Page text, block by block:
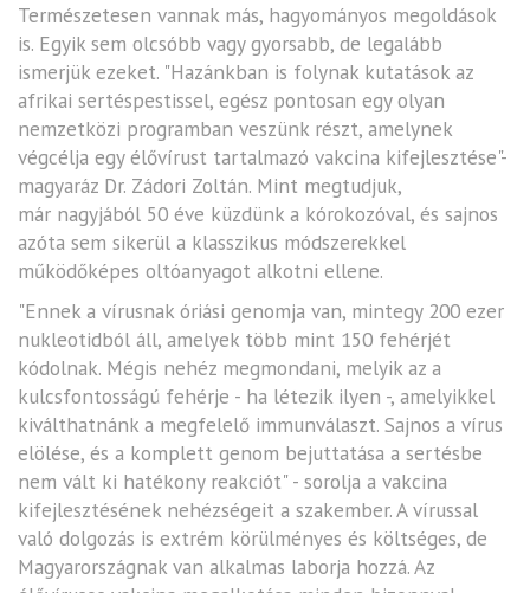
Természetesen vannak más, hagyományos megoldások
is. Egyik sem olcsóbb vagy gyorsabb, de legalább
ismerjük ezeket. "Hazánkban is folynak kutatások az
afrikai sertéspestissel, egész pontosan egy olyan
nemzetközi programban veszünk részt, amelynek
végcélja egy élővírust tartalmazó vakcina kifejlesztése"-
magyaráz Dr. Zádori Zoltán. Mint megtudjuk,
már nagyjából 50 éve küzdünk a kórokozóval, és sajnos
azóta sem sikerül a klasszikus módszerekkel
működőképes oltóanyagot alkotni ellene.
"Ennek a vírusnak óriási genomja van, mintegy 200 ezer
nukleotidból áll, amelyek több mint 150 fehérjét
kódolnak. Mégis nehéz megmondani, melyik az a
kulcsfontosságú fehérje - ha létezik ilyen -, amelyikkel
kiválthatnánk a megfelelő immunválaszt. Sajnos a vírus
elölése, és a komplett genom bejuttatása a sertésbe
nem vált ki hatékony reakciót" - sorolja a vakcina
kifejlesztésének nehézségeit a szakember. A vírussal
való dolgozás is extrém körülményes és költséges, de
Magyarországnak van alkalmas laborja hozzá. Az